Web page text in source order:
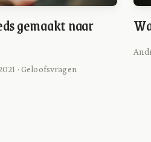
gemaakt naar
· Geloofsvragen